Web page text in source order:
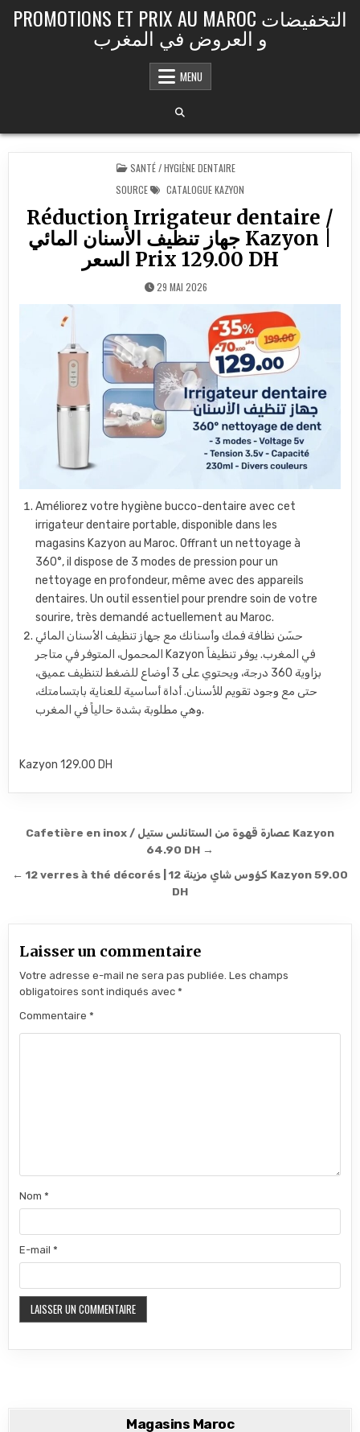
PROMOTIONS ET PRIX AU MAROC التخفيضات
و العروض في المغرب
MENU
POSTED IN
SANTÉ / HYGIÈNE DENTAIRE
SOURCE
CATALOGUE KAZYON
Réduction Irrigateur dentaire /
جهاز تنظيف الأسنان المائي Kazyon |
السعر Prix 129.00 DH
29 MAI 2026
Améliorez votre hygiène bucco-dentaire avec cet
irrigateur dentaire portable, disponible dans les
magasins Kazyon au Maroc. Offrant un nettoyage à
360°, il dispose de 3 modes de pression pour un
nettoyage en profondeur, même avec des appareils
dentaires. Un outil essentiel pour prendre soin de votre
sourire, très demandé actuellement au Maroc.
حسّن نظافة فمك وأسنانك مع جهاز تنظيف الأسنان المائي
المحمول، المتوفر في متاجر Kazyon في المغرب. يوفر تنظيفاً
بزاوية 360 درجة، ويحتوي على 3 أوضاع للضغط لتنظيف عميق،
حتى مع وجود تقويم للأسنان. أداة أساسية للعناية بابتسامتك،
وهي مطلوبة بشدة حالياً في المغرب.
Kazyon 129.00 DH
Navigation de l’article
Cafetière en inox / عصارة قهوة من الستانلس ستيل Kazyon
64.90 DH →
← 12 verres à thé décorés | 12 كؤوس شاي مزينة Kazyon 59.00
DH
Laisser un commentaire
Votre adresse e-mail ne sera pas publiée. Les champs
obligatoires sont indiqués avec*
Commentaire*
Nom*
E-mail*
Magasins Maroc